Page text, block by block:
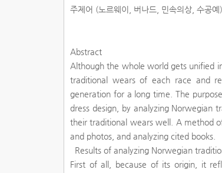
주제어 (노르웨이, 버나드, 민속의상, 수공예)
Abstract
Although the whole world gets unified
traditional wears of each race and
generation for a long time. The
dress design, by analyzing Norwegian
their traditional wears well. A method
and photos, and analyzing cited books.
Results of analyzing Norwegian
First of all, because of its origin, it